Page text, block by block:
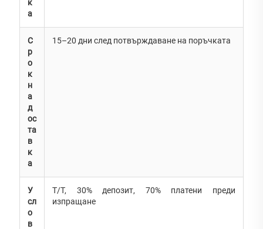
к
а
С
р
о
к
н
а
д
ос
та
в
к
а
15–20 дни след потвърждаване на поръчката
У
сл
о
в
T/T, 30% депозит, 70% платени преди
изпращане